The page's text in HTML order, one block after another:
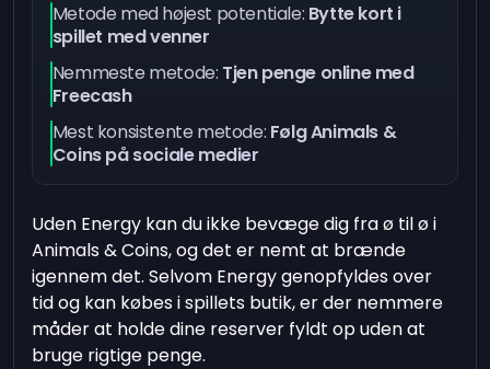
Metode med højest potentiale: Bytte kort i
spillet med venner
Nemmeste metode: Tjen penge online med
Freecash
Mest konsistente metode: Følg Animals &
Coins på sociale medier
Uden Energy kan du ikke bevæge dig fra ø til ø i
Animals & Coins, og det er nemt at brænde
igennem det. Selvom Energy genopfyldes over
tid og kan købes i spillets butik, er der nemmere
måder at holde dine reserver fyldt op uden at
bruge rigtige penge.